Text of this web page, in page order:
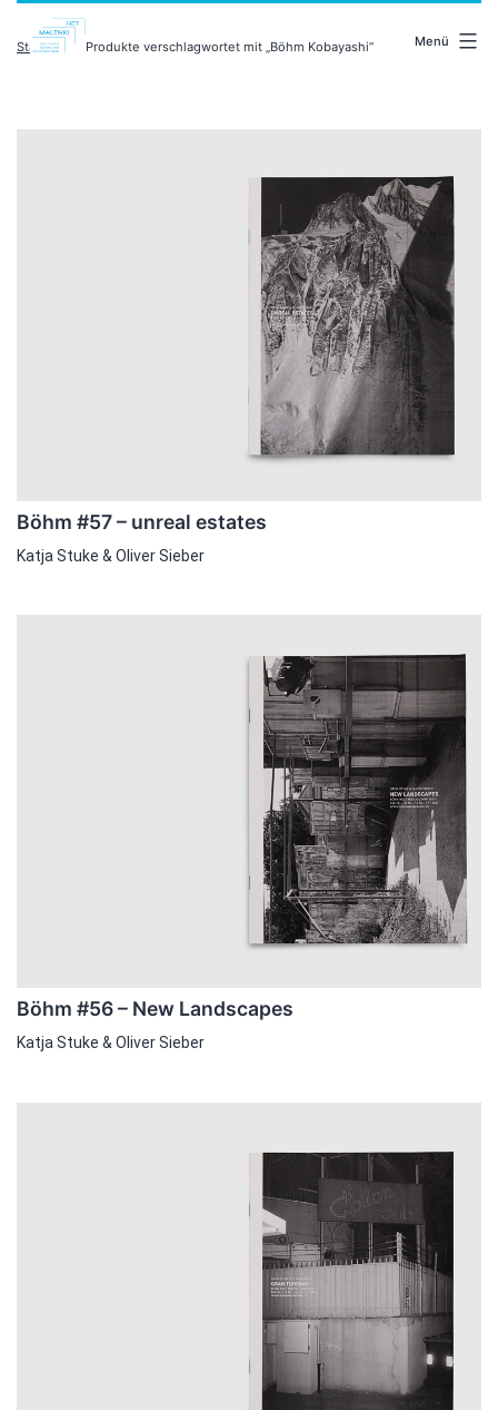
Inhalt
Menü
Startseite / Produkte verschlagwortet mit „Böhm Kobayashi“
Böhm #57 – unreal estates
Katja Stuke & Oliver Sieber
Böhm #56 – New Landscapes
Katja Stuke & Oliver Sieber